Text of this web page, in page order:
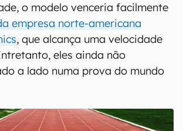
o modelo venceria facilmente
empresa norte-americana
, que alcança uma velocidade
eles ainda não
a lado numa prova do mundo